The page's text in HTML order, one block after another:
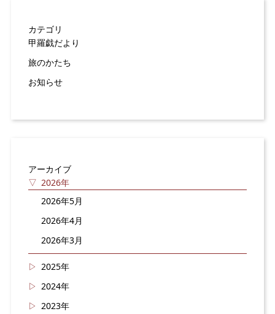
カテゴリ
甲羅戯だより
旅のかたち
お知らせ
アーカイブ
2026年
2026年5月
2026年4月
2026年3月
2025年
2024年
2023年